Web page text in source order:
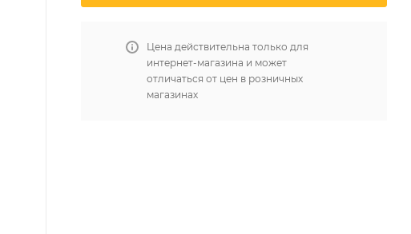
Цена действительна только для
интернет-магазина и может
отличаться от цен в розничных
магазинах